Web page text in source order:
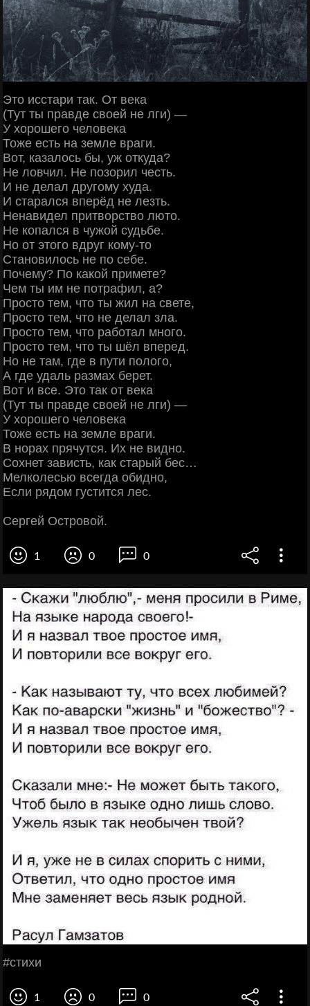
Это исстари так. От века
(Тут ты правде своей не лги) —
У хорошего человека
Тоже есть на земле враги.
Вот, казалось бы, уж откуда?
Не ловчил. Не позорил честь.
И не делал другому худа.
И старался вперёд не лезть.
Ненавидел притворство люто.
Не копался в чужой судьбе.
Но от этого вдруг кому-то
Становилось не по себе.
Почему? По какой примете?
Чем ты им не потрафил, а?
Просто тем, что ты жил на свете,
Просто тем, что не делал зла.
Просто тем, что работал много.
Просто тем, что ты шёл вперед.
Но не там, где в пути полого,
А где удаль размах берет.
Вот и все. Это так от века
(Тут ты правде своей не лги) —
У хорошего человека
Тоже есть на земле враги.
В норах прячутся. Их не видно.
Сохнет зависть, как старый бес…
Мелколесью всегда обидно,
Если рядом густится лес.
Сергей Островой.
1 0 0
#стихи
1 0 0